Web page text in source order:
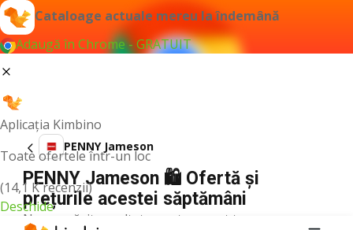
Cataloage actuale mereu la îndemână
Adaugă în Chrome - GRATUIT
Aplicația Kimbino
Toate ofertele într-un loc
(14,1 K recenzii)
Deschide
PENNY Jameson
PENNY Jameson 🛍️ Ofertă și
prețurile acestei săptămâni
Nu am găsit rezultate pentru acest termen.